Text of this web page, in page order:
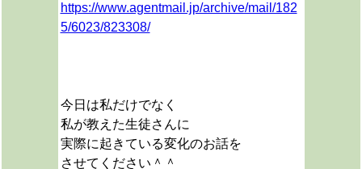
https://www.agentmail.jp/archive/mail/182
5/6023/823308/
今日は私だけでなく
私が教えた生徒さんに
実際に起きている変化のお話を
させてください＾＾